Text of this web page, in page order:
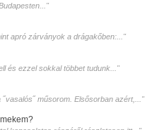
apró zárványok a drágakőben:..."
és ezzel sokkal többet tudunk..."
műsorom. Elsősorban azért,..."